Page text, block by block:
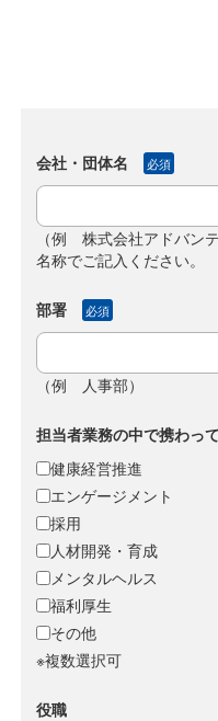
会社・団体名 必須
（例 株式会社アドバン
名称でご記入ください。
部署 必須
（例 人事部）
担当者業務の中で携わっ
健康経営推進
エンゲージメント
採用
人材開発・育成
メンタルヘルス
福利厚生
その他
※複数選択可
役職